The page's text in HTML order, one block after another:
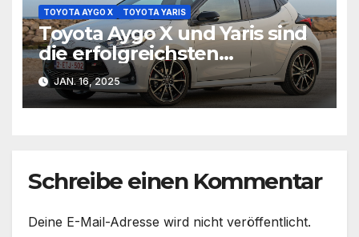
TOYOTA AYGO X TOYOTA YARIS
Toyota Aygo X und Yaris sind
die erfolgreichsten
Kleinwagen in Deutschland
JAN. 16, 2025
Schreibe einen Kommentar
Deine E-Mail-Adresse wird nicht veröffentlicht.